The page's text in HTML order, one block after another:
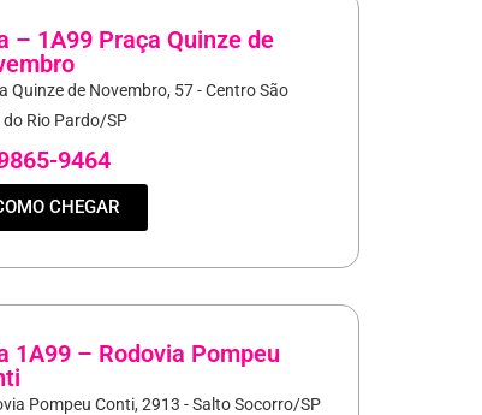
– 1A99 Praça Quinze de
Quinze de Novembro, 57 - Centro São
do Rio Pardo/SP
9464
CHEGAR
1A99 – Rodovia Pompeu
Pompeu Conti, 2913 - Salto Socorro/SP